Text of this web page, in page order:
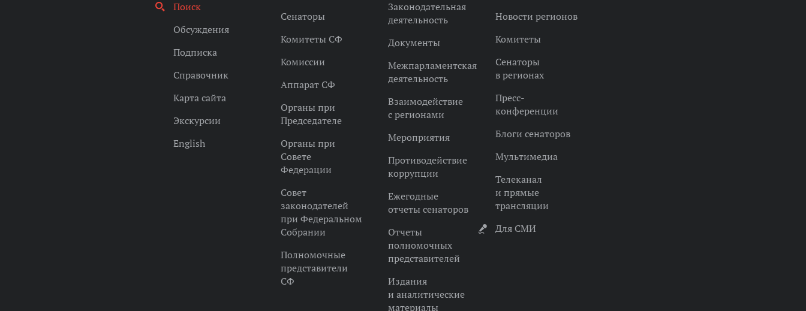
Поиск
Обсуждения
Подписка
Справочник
Карта сайта
Экскурсии
English
Сенаторы
Комитеты СФ
Комиссии
Аппарат СФ
Органы при
Председателе
Органы при
Совете
Федерации
Совет
законодателей
при Федеральном
Собрании
Полномочные
представители
СФ
Законодательная
деятельность
Документы
Межпарламентская
деятельность
Взаимодействие
с регионами
Мероприятия
Противодействие
коррупции
Ежегодные
отчеты сенаторов
Отчеты
полномочных
представителей
Издания
и аналитические
материалы
Новости регионов
Комитеты
Сенаторы
в регионах
Пресс-
конференции
Блоги сенаторов
Мультимедиа
Телеканал
и прямые
трансляции
Для СМИ